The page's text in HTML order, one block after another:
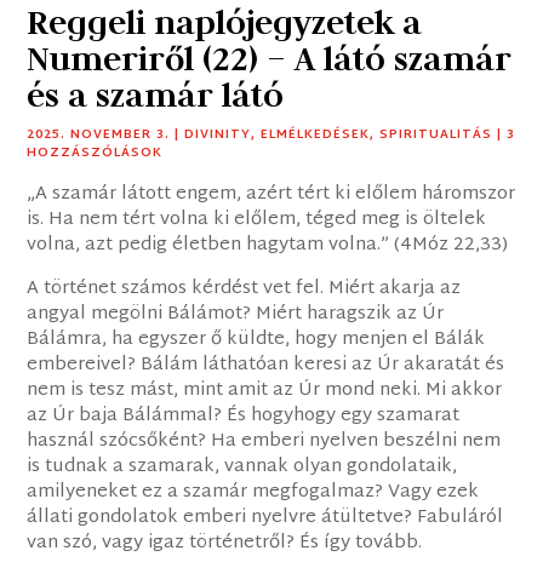
Reggeli naplójegyzetek a
Numeriről (22) – A látó szamár
és a szamár látó
2025. NOVEMBER 3. |DIVINITY,ELMÉLKEDÉSEK,SPIRITUALITÁS | 3
HOZZÁSZÓLÁSOK
„A szamár látott engem, azért tért ki előlem háromszor
is. Ha nem tért volna ki előlem, téged meg is öltelek
volna, azt pedig életben hagytam volna.” (4Móz 22,33)
A történet számos kérdést vet fel. Miért akarja az
angyal megölni Bálámot? Miért haragszik az Úr
Bálámra, ha egyszer ő küldte, hogy menjen el Bálák
embereivel? Bálám láthatóan keresi az Úr akaratát és
nem is tesz mást, mint amit az Úr mond neki. Mi akkor
az Úr baja Bálámmal? És hogyhogy egy szamarat
használ szócsőként? Ha emberi nyelven beszélni nem
is tudnak a szamarak, vannak olyan gondolataik,
amilyeneket ez a szamár megfogalmaz? Vagy ezek
állati gondolatok emberi nyelvre átültetve? Fabuláról
van szó, vagy igaz történetről? És így tovább.